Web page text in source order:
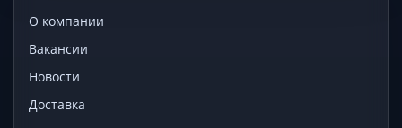
О компании
Вакансии
Новости
Доставка